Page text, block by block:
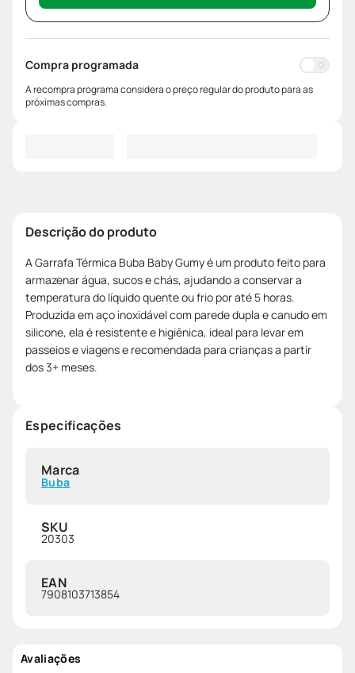
Compra programada
A recompra programa considera o preço regular do produto para as
próximas compras.
Descrição do produto
A Garrafa Térmica Buba Baby Gumy é um produto feito para
armazenar água, sucos e chás, ajudando a conservar a
temperatura do líquido quente ou frio por até 5 horas.
Produzida em aço inoxidável com parede dupla e canudo em
silicone, ela é resistente e higiênica, ideal para levar em
passeios e viagens e recomendada para crianças a partir
dos 3+ meses.
Especificações
Marca
Buba
SKU
20303
EAN
7908103713854
Avaliações